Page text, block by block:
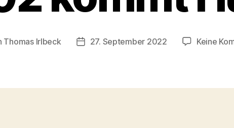
Thomas Irlbeck Veröffentlichungsdatum
27. September 2022 Keine